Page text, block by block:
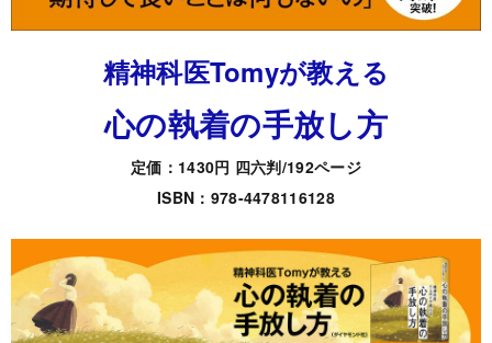
精神科医Tomyが教える
心の執着の手放し方
定価：1430円 四六判/192ページ
ISBN：978-4478116128